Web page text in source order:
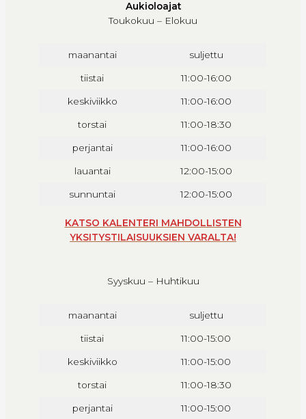
Aukioloajat
Toukokuu – Elokuu
maanantai suljettu
tiistai 11:00-16:00
keskiviikko 11:00-16:00
torstai 11:00-18:30
perjantai 11:00-16:00
lauantai 12:00-15:00
sunnuntai 12:00-15:00
KATSO KALENTERI MAHDOLLISTEN
YKSITYSTILAISUUKSIEN VARALTA!
Syyskuu – Huhtikuu
maanantai suljettu
tiistai 11:00-15:00
keskiviikko 11:00-15:00
torstai 11:00-18:30
perjantai 11:00-15:00